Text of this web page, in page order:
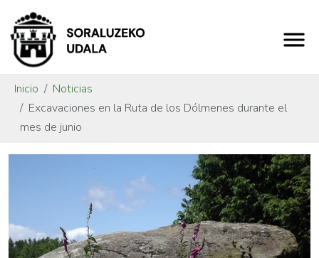
Inicio
Noticias
Excavaciones en la Ruta de los Dólmenes durante el
mes de junio